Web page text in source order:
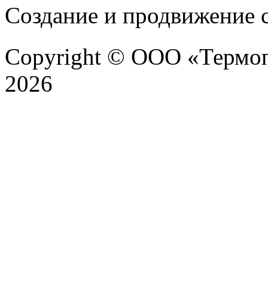
Создание и продвижение
Copyright © ООО
2026